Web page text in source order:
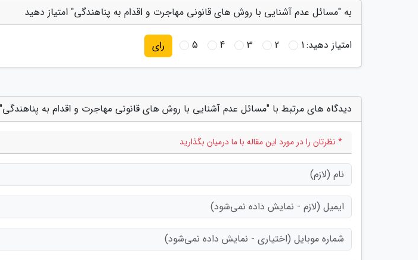
به "مسائل عدم آشنایی با روش های قانونی مهاجرت و اقدام به پناهندگی" امتیاز دهید
امتیاز دهید:1
2
3
4
5 رای
دیدگاه های مرتبط با "مسائل عدم آشنایی با روش های قانونی مهاجرت و اقدام به پناهندگی"
* نظرتان را در مورد این مقاله با ما درمیان بگذارید